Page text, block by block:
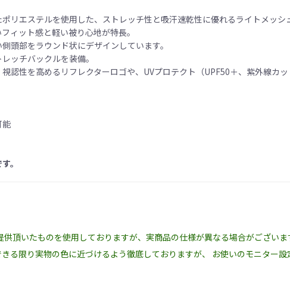
リエステルを使用した、ストレッチ性と吸汗速乾性に優れるライトメッシ
ィット感と軽い被り心地が特長。
頭部をラウンド状にデザインしています。
ッチバックルを装備。
認性を高めるリフレクターロゴや、UVプロテクト（UPF50＋、紫外線カッ
能
。
頂いたものを使用しておりますが、実商品の仕様が異なる場合がございま
る限り実物の色に近づけるよう徹底しておりますが、 お使いのモニター